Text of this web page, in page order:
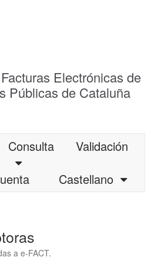
Electrónicas de
Públicas de Cataluña
Consulta
Validación
Castellano
a e-FACT.